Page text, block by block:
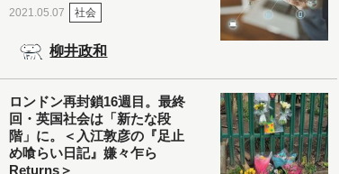
2021.05.07 社会
柳井政和
ロンドン再封鎖16週目。最終
回・英国社会は「新たな段
階」に。＜入江敦彦の『足止
め喰らい日記』嫌々乍ら
Returns＞